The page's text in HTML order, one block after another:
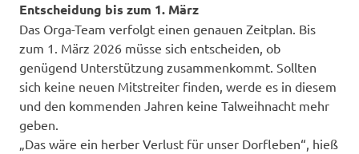
Entscheidung bis zum 1. März
Das Orga-Team verfolgt einen genauen Zeitplan. Bis
zum 1. März 2026 müsse sich entscheiden, ob
genügend Unterstützung zusammenkommt. Sollten
sich keine neuen Mitstreiter finden, werde es in diesem
und den kommenden Jahren keine Talweihnacht mehr
geben.
„Das wäre ein herber Verlust für unser Dorfleben“, hieß